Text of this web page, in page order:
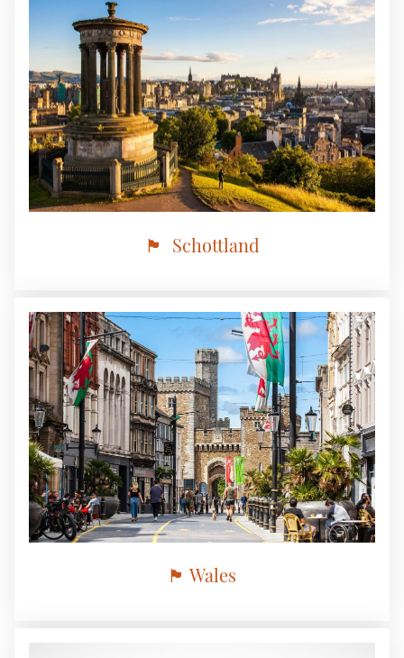
🏴󠁧󠁢󠁳󠁣󠁴󠁿 Schottland
🏴󠁧󠁢󠁥󠁮󠁧󠁿 Wales